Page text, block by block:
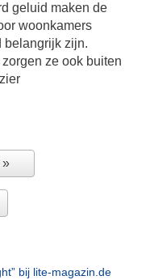
geluid maken de
woonkamers
belangrijk zijn.
ze ook buiten
bij lite-magazin.de